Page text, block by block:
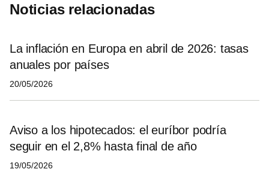
Noticias relacionadas
La inflación en Europa en abril de 2026: tasas
anuales por países
20/05/2026
Aviso a los hipotecados: el euríbor podría
seguir en el 2,8% hasta final de año
19/05/2026